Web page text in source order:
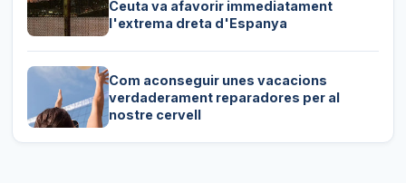
Ceuta va afavorir immediatament
l'extrema dreta d'Espanya
Com aconseguir unes vacacions
verdaderament reparadores per al
nostre cervell